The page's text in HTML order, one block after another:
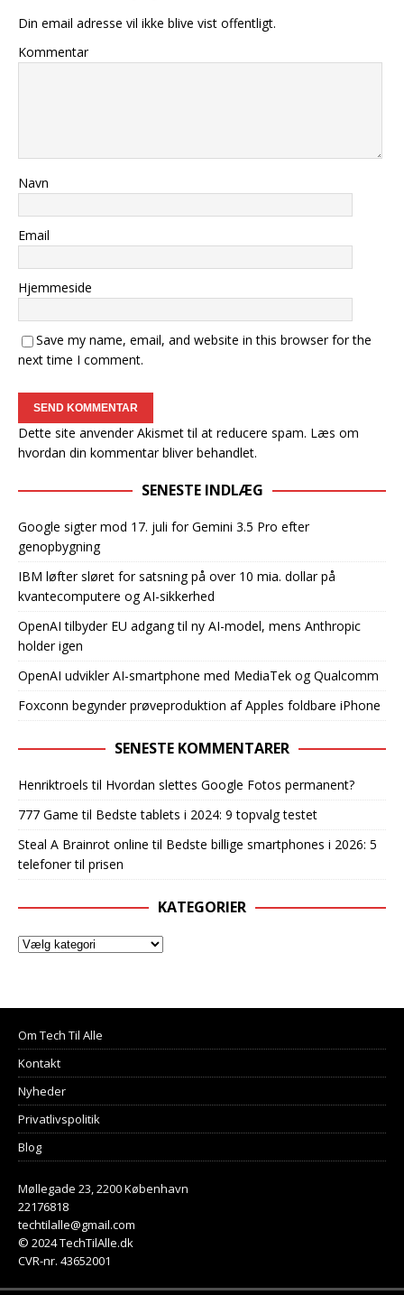
Din email adresse vil ikke blive vist offentligt.
Kommentar
Navn
Email
Hjemmeside
Save my name, email, and website in this browser for the
next time I comment.
Dette site anvender Akismet til at reducere spam. Læs om
hvordan din kommentar bliver behandlet.
SENESTE INDLÆG
Google sigter mod 17. juli for Gemini 3.5 Pro efter
genopbygning
IBM løfter sløret for satsning på over 10 mia. dollar på
kvantecomputere og AI-sikkerhed
OpenAI tilbyder EU adgang til ny AI-model, mens Anthropic
holder igen
OpenAI udvikler AI-smartphone med MediaTek og Qualcomm
Foxconn begynder prøveproduktion af Apples foldbare iPhone
SENESTE KOMMENTARER
Henriktroels til Hvordan slettes Google Fotos permanent?
777 Game til Bedste tablets i 2024: 9 topvalg testet
Steal A Brainrot online til Bedste billige smartphones i 2026: 5
telefoner til prisen
KATEGORIER
Om Tech Til Alle
Kontakt
Nyheder
Privatlivspolitik
Blog
Møllegade 23, 2200 København
22176818
techtilalle@gmail.com
© 2024 TechTilAlle.dk
CVR-nr. 43652001